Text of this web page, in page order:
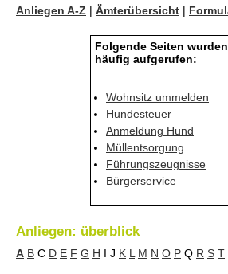
Anliegen A-Z | Ämterübersicht |
Folgende Seiten wurden
häufig aufgerufen:
Wohnsitz ummelden
Hundesteuer
Anmeldung Hund
Müllentsorgung
Führungszeugnisse
Bürgerservice
Anliegen: überblick
A B C D E F G H I J K L M N O P Q R S T